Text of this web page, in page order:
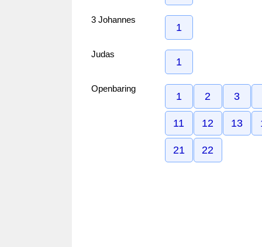
3 Johannes
1
Judas
1
Openbaring
1 2 3
11 12 13
21 22